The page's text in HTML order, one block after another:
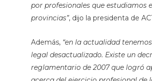
por profesionales que estudiamos
provincias”, dijo la presidenta de
Además, “en la actualidad
legal desactualizado. Existe un
reglamentario de 2007 que logró